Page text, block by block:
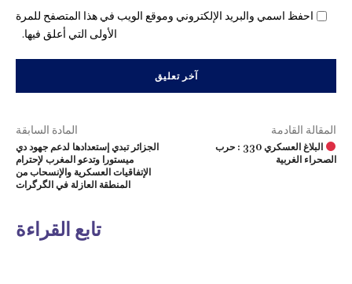
احفظ اسمي والبريد الإلكتروني وموقع الويب في هذا المتصفح للمرة
الأولى التي أعلق فيها.
المادة السابقة
الجزائر تبدي إستعدادها لدعم جهود دي
ميستورا وتدعو المغرب لإحترام
الإتفاقيات العسكرية والإنسحاب من
المنطقة العازلة في الگرگرات
المقالة القادمة
البلاغ العسكري 330 : حرب
الصحراء الغربية
تابع القراءة